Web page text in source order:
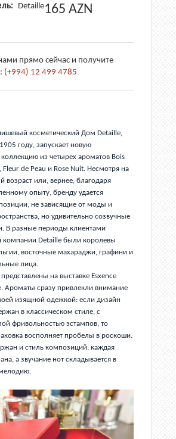
Detaille165 AZN
прямо сейчас и получите
(+994) 12 499 4785
косметический Дом Detaille,
году, запускает новую
из четырех ароматов Bois
Fleur de Peau и Rose Nuit. Несмотря на
возраст или, вернее, благодаря
опыту, бренду удается
не зависящие от моды и
но удивительно созвучные
В разные периоды клиентами
компании Detaille были королевы
восточные махараджи, графини и
лица.
на выставке Esxence
Ароматы сразу привлекли внимание
изящной одежкой: если дизайн
в классическом стиле, с
фривольностью эстампов, то
восполняет пробелы в роскоши.
и стиль композиций: каждая
а звучание нот складывается в